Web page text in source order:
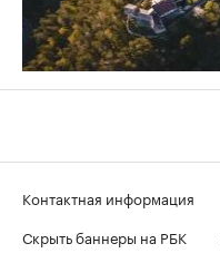
Контактная информация
Скрыть баннеры на РБК